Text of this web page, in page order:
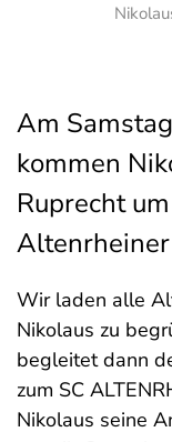
Am
kommen
Ruprecht
Wir laden alle
Nikolaus zu
begleitet dann
zum SC
Nikolaus seine